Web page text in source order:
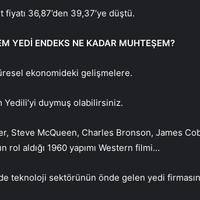
fiyatı 36,87’den 39,37’ye düştü.
YEDİ ENDEKS NE KADAR MUHTEŞEM?
ekonomideki gelişmelere.
Yedili’yi duymuş olabilirsiniz.
Steve McQueen, Charles Bronson, James
rol aldığı 1960 yapımı Western filmi…
teknoloji sektörünün önde gelen yedi